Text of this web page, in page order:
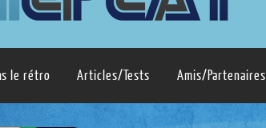
le rétro Articles/Tests Amis/Partenaires